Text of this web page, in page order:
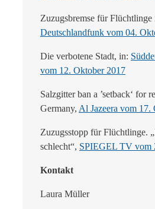
Zuzugsbremse für Flüchtlinge
Deutschlandfunk vom 04.
Die verbotene Stadt, in:
vom 12. Oktober 2017
Salzgitter ban a ’setback‘ for
Germany, Al Jazeera vom 17.
Zuzugsstopp für Flüchtlinge.
schlecht“, SPIEGEL TV vom
Kontakt
Laura Müller